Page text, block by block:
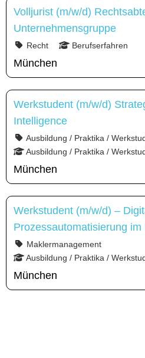
Volljurist (m/w/d)
Unternehmensgruppe
Recht Berufserfahren
München
Werkstudent (m/w/d)
Intelligence
Ausbildung / Praktika /
Ausbildung / Praktika /
München
Werkstudent (m/w/d) –
Prozessautomatisierung
Maklermanagement
Ausbildung / Praktika /
München